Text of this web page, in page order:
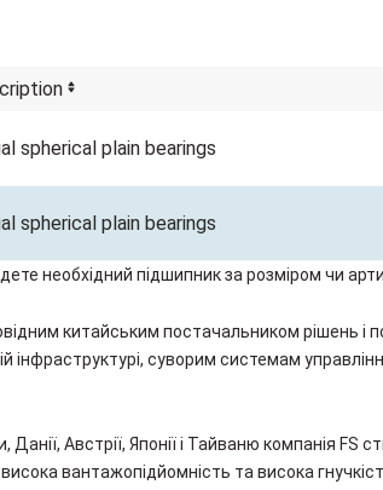
spherical plain bearings
spherical plain bearings
необхідний підшипник за розміром чи
китайським постачальником рішень
інфраструктурі, суворим системам
Австрії, Японії і Тайваню компанія FS
вантажопідйомність та висока